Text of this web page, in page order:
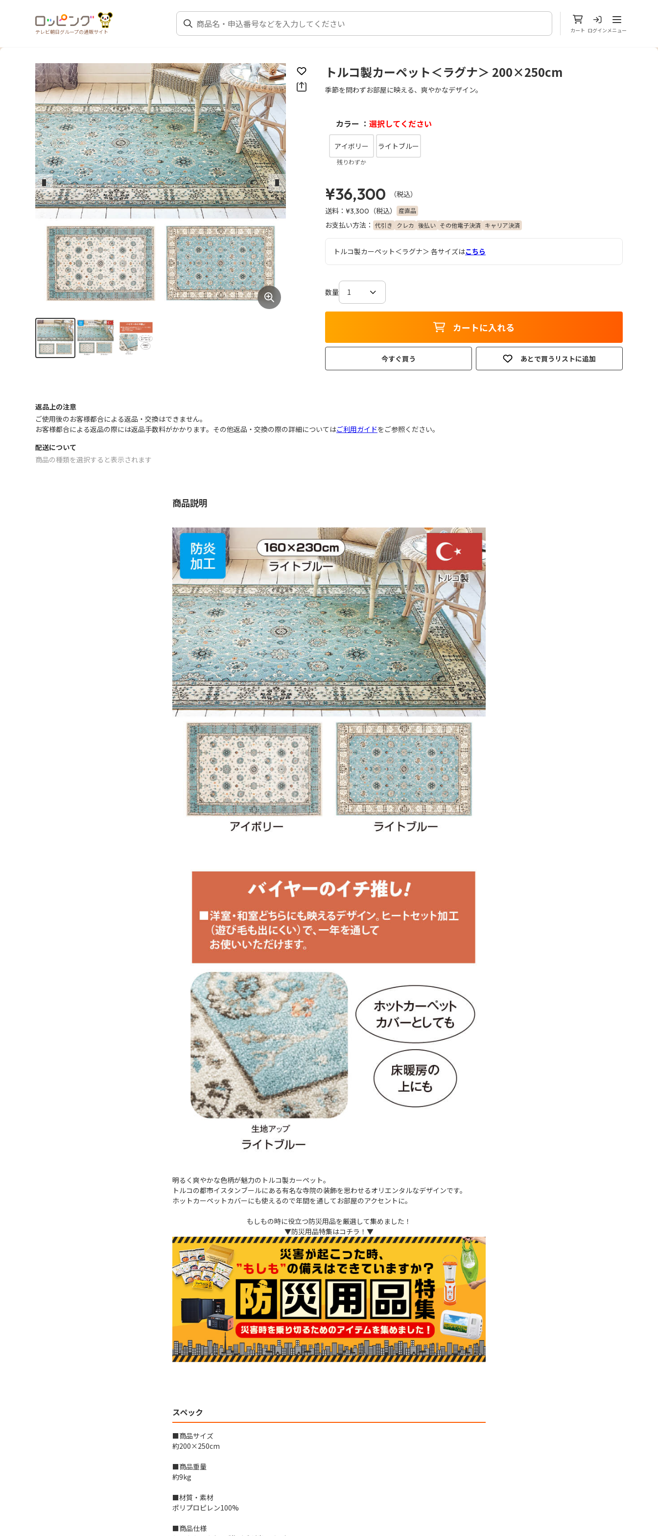
テレビ朝日グループの通販サイト カート ログイン
メニューを開
メニュー
前のスライド 次のスライド
お気に入りに登録トルコ製カーペット＜ラグナ＞ 200×250cm
季節を問わずお部屋に映える、爽やかなデザイン。
カラー ： 選択してください
アイボリー
残りわずか
ライトブルー
¥36,300
（税込）
送料： ¥3,300 （税込） 産直品
お支払い方法： 代引き クレカ 後払い その他電子決済 キャリア決済
トルコ製カーペット＜ラグナ＞ 各サイズはこちら
数量
カートに入れる
今すぐ買う あとで買うリストに追加
返品上の注意
ご使用後のお客様都合による返品・交換はできません｡
お客様都合による返品の際には返品手数料がかかります。その他返品・交換の際の詳細についてはご利用ガイドをご参照ください。
配送について
商品の種類を選択すると表示されます
商品説明
明るく爽やかな色柄が魅力のトルコ製カーペット。
トルコの都市イスタンブールにある有名な寺院の装飾を思わせるオリエンタルなデザインです。
ホットカーペットカバーにも使えるので年間を通してお部屋のアクセントに。
もしもの時に役立つ防災用品を厳選して集めました！
▼防災用品特集はコチラ！▼
スペック
■商品サイズ
約200×250cm
■商品重量
約9kg
■材質・素材
ポリプロピレン100%
■商品仕様